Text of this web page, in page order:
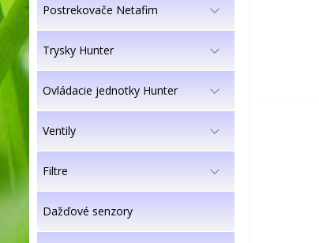
Postrekovače Netafim
Trysky Hunter
Ovládacie jednotky Hunter
Ventily
Filtre
Dažďové senzory